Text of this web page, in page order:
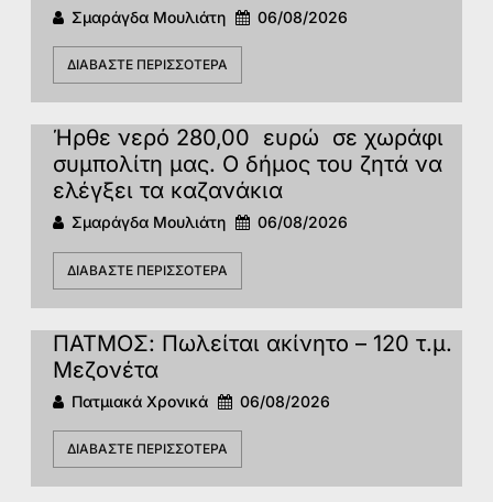
Σμαράγδα Μουλιάτη 06/08/2026
ΔΙΑΒΆΣΤΕ ΠΕΡΙΣΣΌΤΕΡΑ
Ήρθε νερό 280,00 ευρώ σε χωράφι
συμπολίτη μας. Ο δήμος του ζητά να
ελέγξει τα καζανάκια
Σμαράγδα Μουλιάτη 06/08/2026
ΔΙΑΒΆΣΤΕ ΠΕΡΙΣΣΌΤΕΡΑ
ΠΑΤΜΟΣ: Πωλείται ακίνητο – 120 τ.μ.
Μεζονέτα
Πατμιακά Χρονικά 06/08/2026
ΔΙΑΒΆΣΤΕ ΠΕΡΙΣΣΌΤΕΡΑ